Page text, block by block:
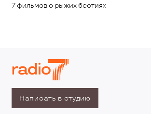
7 фильмов о рыжих бестиях
Написать в студию